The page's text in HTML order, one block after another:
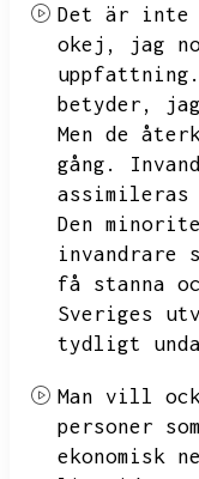
Det är
okej,
jag
uppfattning.
betyder,
Men de
gång.
assimileras
Den
invandrare
få stanna
Sveriges
tydligt
Man vill
personer
ekonomisk